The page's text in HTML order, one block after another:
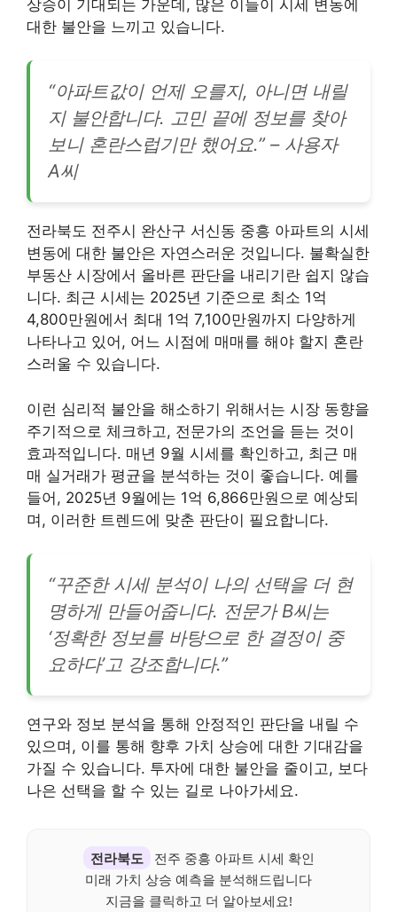
상승이 기대되는 가운데, 많은 이들이 시세 변동에
대한 불안을 느끼고 있습니다.
“아파트값이 언제 오를지, 아니면 내릴
지 불안합니다. 고민 끝에 정보를 찾아
보니 혼란스럽기만 했어요.” – 사용자
A씨
전라북도 전주시 완산구 서신동 중흥 아파트의 시세
변동에 대한 불안은 자연스러운 것입니다. 불확실한
부동산 시장에서 올바른 판단을 내리기란 쉽지 않습
니다. 최근 시세는 2025년 기준으로 최소 1억
4,800만원에서 최대 1억 7,100만원까지 다양하게
나타나고 있어, 어느 시점에 매매를 해야 할지 혼란
스러울 수 있습니다.
이런 심리적 불안을 해소하기 위해서는 시장 동향을
주기적으로 체크하고, 전문가의 조언을 듣는 것이
효과적입니다. 매년 9월 시세를 확인하고, 최근 매
매 실거래가 평균을 분석하는 것이 좋습니다. 예를
들어, 2025년 9월에는 1억 6,866만원으로 예상되
며, 이러한 트렌드에 맞춘 판단이 필요합니다.
“꾸준한 시세 분석이 나의 선택을 더 현
명하게 만들어줍니다. 전문가 B씨는
‘정확한 정보를 바탕으로 한 결정이 중
요하다’고 강조합니다.”
연구와 정보 분석을 통해 안정적인 판단을 내릴 수
있으며, 이를 통해 향후 가치 상승에 대한 기대감을
가질 수 있습니다. 투자에 대한 불안을 줄이고, 보다
나은 선택을 할 수 있는 길로 나아가세요.
전라북도
전주 중흥 아파트 시세 확인
미래 가치 상승 예측을 분석해드립니다
지금을 클릭하고 더 알아보세요!